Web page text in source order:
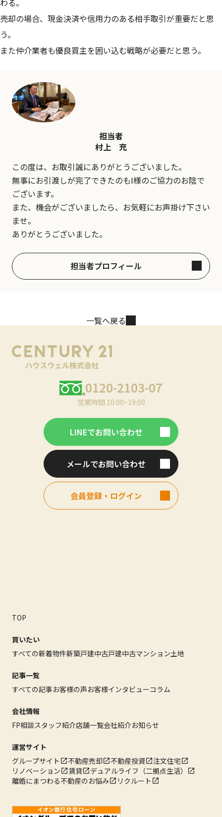
わる。
売却の場合、現金決済や信用力のある相手取引が重要だと思
う。
また仲介業者も優良買主を囲い込む戦略が必要だと思う。
担当者
村上 充
この度は、お取引誠にありがとうございました。
無事にお引渡しが完了できたのもI様のご協力のお陰で
ございます。
また、機会がございましたら、お気軽にお声掛け下さい
ませ。
ありがとうございました。
担当者プロフィール
一覧へ戻る
0120-2103-07
営業時間 10:00~19:00
LINEでお問い合わせ
メールでお問い合わせ
会員登録・ログイン
TOP
買いたい
すべての新着物件新築戸建中古戸建中古マンション土地
記事一覧
すべての記事お客様の声お客様インタビューコラム
会社情報
FP相談スタッフ紹介店舗一覧会社紹介お知らせ
運営サイト
グループサイト
不動産売却 不動産投資
注文住宅
リノベーション
賃貸
デュアルライフ（二拠点生活）
離婚にまつわる不動産のお悩み
リクルート